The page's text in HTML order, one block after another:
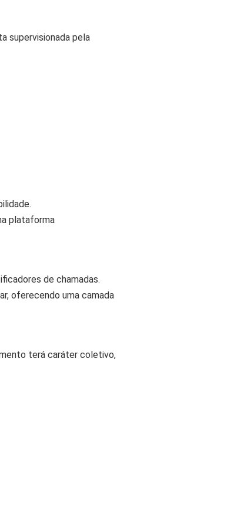
supervisionada pela
plataforma
de chamadas.
oferecendo uma camada
terá caráter coletivo,